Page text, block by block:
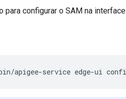
para configurar o SAM na
apigee-service edge-ui